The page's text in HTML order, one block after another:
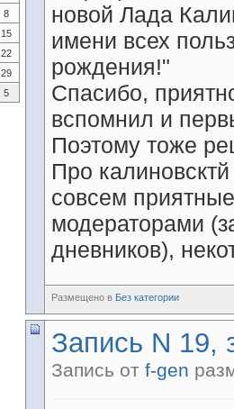
новой Лада
имени всех
рождения!"
Спасибо,
вспомнил и
Поэтому тоже
Про
совсем
модераторами
дневников),
Размещено в Без категории
Запись N 19,
Запись от f-gen
8
15
22
29
5